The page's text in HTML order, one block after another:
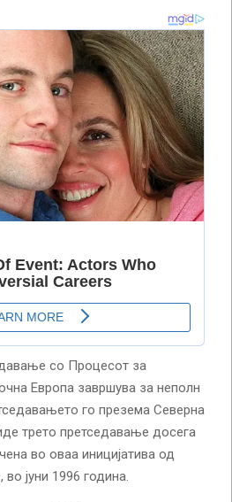
со Процесот за
Европа завршува за неполн
го презема Северна
трето претседавање досега
во оваа иницијатива од
јуни 1996 година.